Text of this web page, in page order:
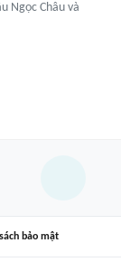
Ngọc Châu và
bảo mật